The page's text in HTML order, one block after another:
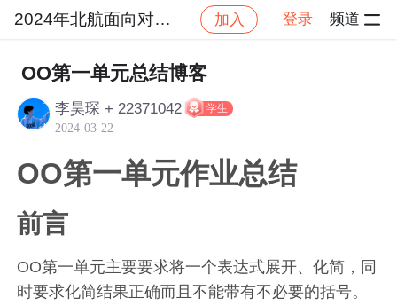
2024年北航面向对象设计与构造 加入 登录 频道
社区 2024年北航面向对象设计与构造
OO第一单元总结博客
李昊琛 + 22371042 学生
2024-03-22
OO第一单元作业总结
前言
OO第一单元主要要求将一个表达式展开、化简，同
时要求化简结果正确而且不能带有不必要的括号。